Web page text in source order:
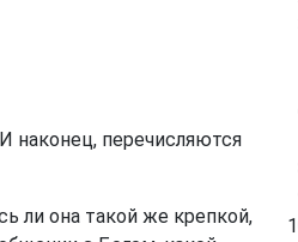
наконец, перечисляются
ли она такой же крепкой,